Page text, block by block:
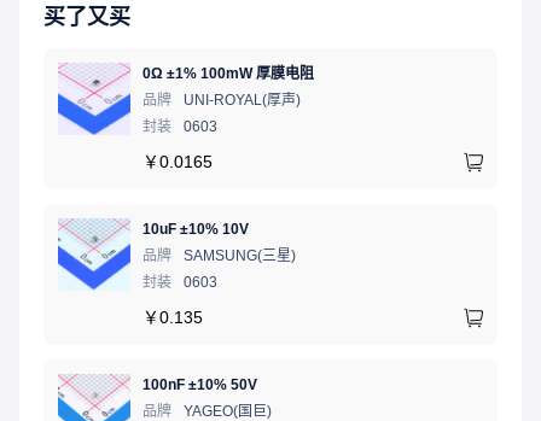
买了又买
0Ω ±1% 100mW 厚膜电阻
品牌
UNI-ROYAL(厚声)
封装
0603
￥0.0165
10uF ±10% 10V
品牌
SAMSUNG(三星)
封装
0603
￥0.135
100nF ±10% 50V
品牌
YAGEO(国巨)